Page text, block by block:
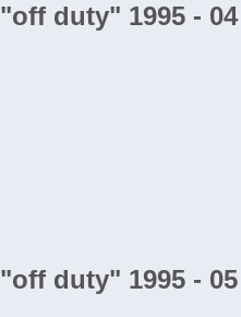
"off duty" 1995 - 04
"off duty" 1995 - 05